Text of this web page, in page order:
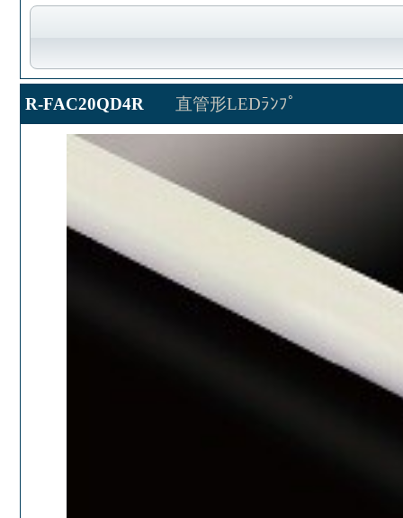
R-FAC20QD4R 直管形LEDﾗﾝﾌﾟ